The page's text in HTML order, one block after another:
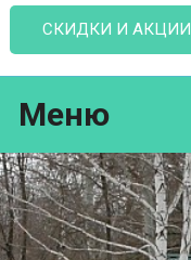
СКИДКИ И АКЦИИ
Меню